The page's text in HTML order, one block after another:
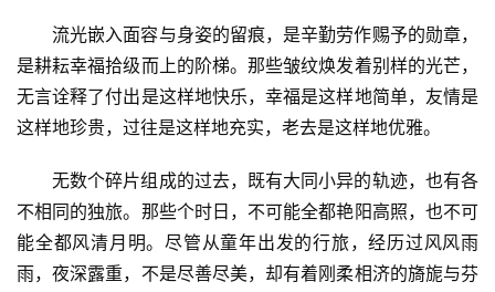
流光嵌入面容与身姿的留痕，是辛勤劳作赐予的勋章，
是耕耘幸福拾级而上的阶梯。那些皱纹焕发着别样的光芒，
无言诠释了付出是这样地快乐，幸福是这样地简单，友情是
这样地珍贵，过往是这样地充实，老去是这样地优雅。
无数个碎片组成的过去，既有大同小异的轨迹，也有各
不相同的独旅。那些个时日，不可能全都艳阳高照，也不可
能全都风清月明。尽管从童年出发的行旅，经历过风风雨
雨，夜深露重，不是尽善尽美，却有着刚柔相济的旖旎与芬